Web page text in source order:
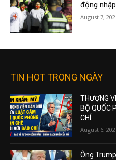
động
August 7,
TIN HOT TRONG NGÀY
THƯỢNG
BỘ QUỐC
CHÍ
August 6,
Ông